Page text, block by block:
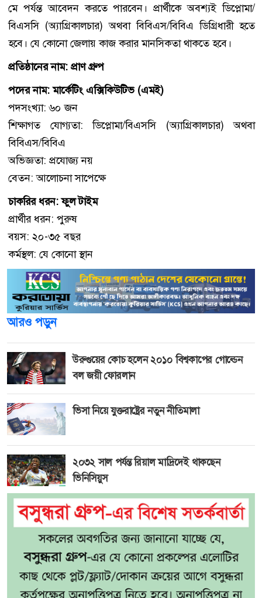
মে পর্যন্ত আবেদন করতে পারবেন। প্রার্থীকে অবশ্যই ডিপ্লোমা/
বিএসসি (অ্যাগ্রিকালচার) অথবা বিবিএস/বিবিএ ডিগ্রিধারী হতে
হবে। যে কোনো জেলায় কাজ করার মানসিকতা থাকতে হবে।
প্রতিষ্ঠানের নাম: প্রাণ গ্রুপ
পদের নাম: মার্কেটিং এক্সিকিউটিভ (এমই)
পদসংখ্যা: ৬০ জন
শিক্ষাগত যোগ্যতা: ডিপ্লোমা/বিএসসি (অ্যাগ্রিকালচার) অথবা
বিবিএস/বিবিএ
অভিজ্ঞতা: প্রযোজ্য নয়
বেতন: আলোচনা সাপেক্ষে
চাকরির ধরন: ফুল টাইম
প্রার্থীর ধরন: পুরুষ
বয়স: ২০-৩৫ বছর
কর্মস্থল: যে কোনো স্থান
আরও পড়ুন
উরুগুয়ের কোচ হলেন ২০১০ বিশ্বকাপের গোল্ডেন
বল জয়ী ফোরলান
ভিসা নিয়ে যুক্তরাষ্ট্রের নতুন নীতিমালা
২০৩২ সাল পর্যন্ত রিয়াল মাদ্রিদেই থাকছেন
ভিনিসিয়ুস